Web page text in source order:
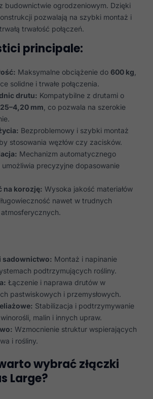
budownictwie ogrodzeniowym. Dzięki
pozwalają na szybki montaż i
trwałość połączeń.
principale:
Maksymalne obciążenie do 600 kg
solidne i trwałe połączenia.
drutu: Kompatybilne z drutami o
mm , co pozwala na szerokie
Bezproblemowy i szybki montaż
stosowania węzłów czy zacisków.
Mechanizm automatycznego
umożliwia precyzyjne dopasowanie
na korozję: Wysoka jakość materiałów
nawet w trudnych
sadownictwo: Montaż i napinanie
podtrzymujących rośliny.
Łączenie i naprawa drutów w
pastwiskowych i przemysłowych.
Stabilizacja i podtrzymywanie
malin i innych upraw.
Wzmocnienie struktur wspierających
i rośliny.
wybrać złączki
Large?